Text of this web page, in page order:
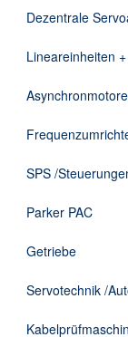
DEDezentrale
Lineareinheiten
SPS /
Parker PAC
Getriebe
Servotechnik /